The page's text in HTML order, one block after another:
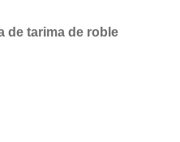
de tarima de roble